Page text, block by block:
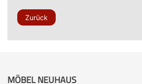
Zurück
MÖBEL NEUHAUS